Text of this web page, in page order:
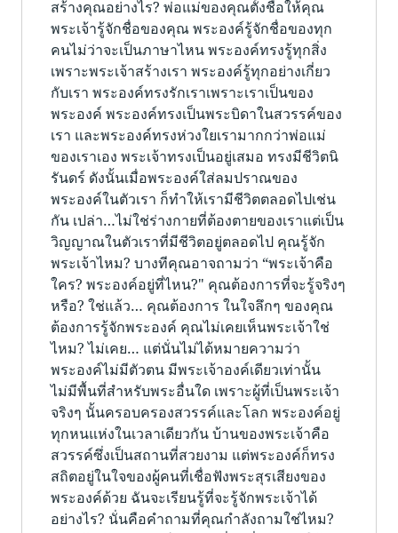
สร้างคุณอย่างไร? พ่อแม่ของคุณตั้งชื่อให้คุณ
พระเจ้ารู้จักชื่อของคุณ พระองค์รู้จักชื่อของทุก
คนไม่ว่าจะเป็นภาษาไหน พระองค์ทรงรู้ทุกสิ่ง
เพราะพระเจ้าสร้างเรา พระองค์รู้ทุกอย่างเกี่ยว
กับเรา พระองค์ทรงรักเราเพราะเราเป็นของ
พระองค์ พระองค์ทรงเป็นพระบิดาในสวรรค์ของ
เรา และพระองค์ทรงห่วงใยเรามากกว่าพ่อแม่
ของเราเอง พระเจ้าทรงเป็นอยู่เสมอ ทรงมีชีวิตนิ
รันดร์ ดังนั้นเมื่อพระองค์ใส่ลมปราณของ
พระองค์ในตัวเรา ก็ทำให้เรามีชีวิตตลอดไปเช่น
กัน เปล่า…ไม่ใช่ร่างกายที่ต้องตายของเราแต่เป็น
วิญญาณในตัวเราที่มีชีวิตอยู่ตลอดไป คุณรู้จัก
พระเจ้าไหม? บางทีคุณอาจถามว่า “พระเจ้าคือ
ใคร? พระองค์อยู่ที่ไหน?" คุณต้องการที่จะรู้จริงๆ
หรือ? ใช่แล้ว… คุณต้องการ ในใจลึกๆ ของคุณ
ต้องการรู้จักพระองค์ คุณไม่เคยเห็นพระเจ้าใช่
ไหม? ไม่เคย… แต่นั่นไม่ได้หมายความว่า
พระองค์ไม่มีตัวตน มีพระเจ้าองค์เดียวเท่านั้น
ไม่มีพื้นที่สำหรับพระอื่นใด เพราะผู้ที่เป็นพระเจ้า
จริงๆ นั้นครอบครองสวรรค์และโลก พระองค์อยู่
ทุกหนแห่งในเวลาเดียวกัน บ้านของพระเจ้าคือ
สวรรค์ซึ่งเป็นสถานที่สวยงาม แต่พระองค์ก็ทรง
สถิตอยู่ในใจของผู้คนที่เชื่อฟังพระสุรเสียงของ
พระองค์ด้วย ฉันจะเรียนรู้ที่จะรู้จักพระเจ้าได้
อย่างไร? นั่นคือคำถามที่คุณกำลังถามใช่ไหม?